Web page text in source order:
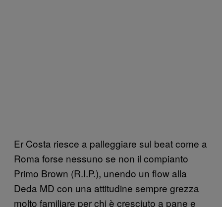
Er Costa riesce a palleggiare sul beat come a
Roma forse nessuno se non il compianto
Primo Brown (R.I.P.), unendo un flow alla
Deda MD con una attitudine sempre grezza
molto familiare per chi è cresciuto a pane e